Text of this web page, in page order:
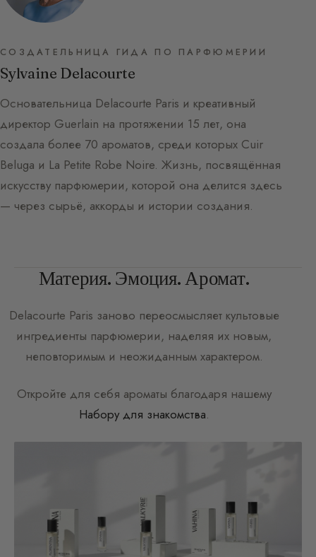
СОЗДАТЕЛЬНИЦА ГИДА ПО ПАРФЮМЕРИИ
Sylvaine Delacourte
Основательница Delacourte Paris и креативный
директор Guerlain на протяжении 15 лет, она
создала более 70 ароматов, среди которых Cuir
Beluga и La Petite Robe Noire. Жизнь, посвящённая
искусству парфюмерии, которой она делится здесь
— через сырьё, аккорды и истории создания.
Материя. Эмоция. Аромат.
Delacourte Paris заново переосмысляет культовые
ингредиенты парфюмерии, наделяя их новым,
неповторимым и неожиданным характером.
Откройте для себя ароматы благодаря нашему
Набору для знакомства.